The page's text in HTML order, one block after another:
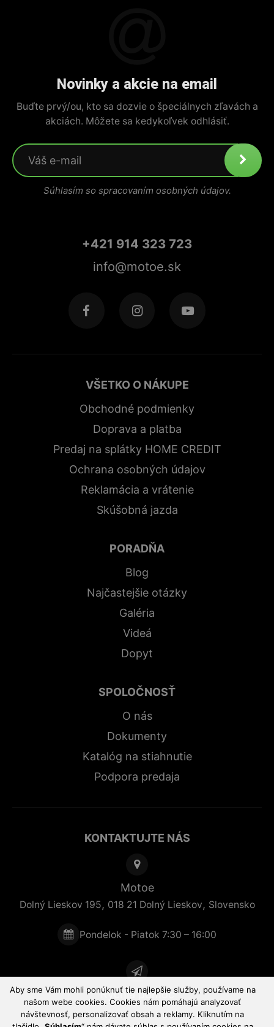
Novinky a akcie na email
Buďte prvý/ou, kto sa dozvie o špeciálnych zľavách a
akciách. Môžete sa kedykoľvek odhlásiť.
Súhlasím so spracovaním osobných údajov.
+421 914 323 723
info@motoe.sk
VŠETKO O NÁKUPE
Obchodné podmienky
Doprava a platba
Predaj na splátky HOME CREDIT
Ochrana osobných údajov
Reklamácia a vrátenie
Skúšobná jazda
PORADŇA
Blog
Najčastejšie otázky
Galéria
Videá
Dopyt
SPOLOČNOSŤ
O nás
Dokumenty
Katalóg na stiahnutie
Podpora predaja
KONTAKTUJTE NÁS
Motoe
Dolný Lieskov 195, 018 21 Dolný Lieskov, Slovensko
Pondelok - Piatok 7:30 – 16:00
Rýchla pomoc
Aby sme Vám mohli ponúknuť tie najlepšie služby, používame na
našom webe cookies. Cookies nám pomáhajú analyzovať
návštevnosť, personalizovať obsah a reklamy. Kliknutím na